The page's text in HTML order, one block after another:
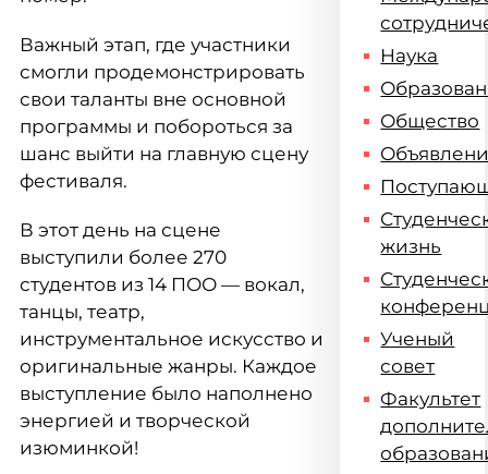
Важный этап, где участники
смогли продемонстрировать
свои таланты вне основной
программы и побороться за
шанс выйти на главную сцену
фестиваля.
В этот день на сцене
выступили более 270
студентов из 14 ПОО — вокал,
танцы, театр,
инструментальное искусство и
оригинальные жанры. Каждое
выступление было наполнено
энергией и творческой
изюминкой!
Наука
Общество
жизнь
Ученый
совет
Факультет